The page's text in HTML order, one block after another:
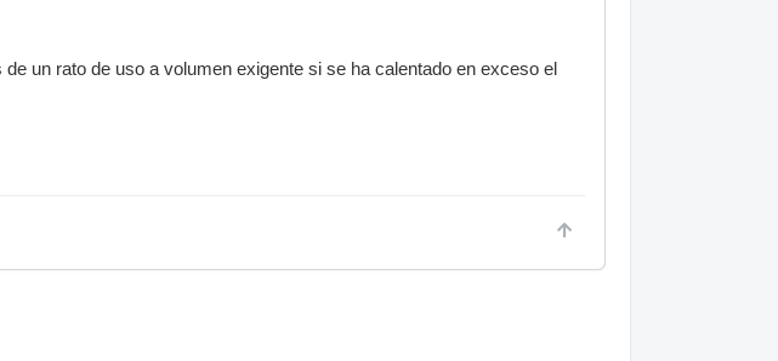
un rato de uso a volumen exigente si se ha calentado en exceso el